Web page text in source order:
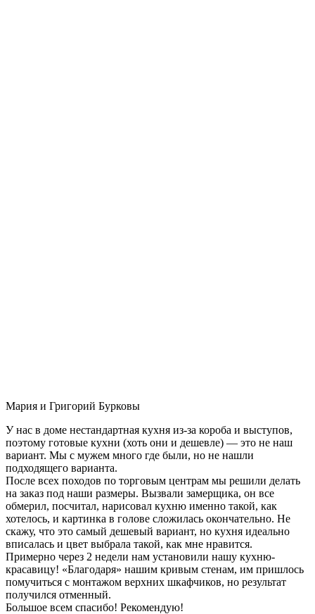
Мария и Григорий Бурковы
У нас в доме нестандартная кухня из-за короба и выступов,
поэтому готовые кухни (хоть они и дешевле) — это не наш
вариант. Мы с мужем много где были, но не нашли
подходящего варианта.
После всех походов по торговым центрам мы решили делать
на заказ под наши размеры. Вызвали замерщика, он все
обмерил, посчитал, нарисовал кухню именно такой, как
хотелось, и картинка в голове сложилась окончательно. Не
скажу, что это самый дешевый вариант, но кухня идеально
вписалась и цвет выбрала такой, как мне нравится.
Примерно через 2 недели нам установили нашу кухню-
красавицу! «Благодаря» нашим кривым стенам, им пришлось
помучиться с монтажом верхних шкафчиков, но результат
получился отменный.
Большое всем спасибо! Рекомендую!